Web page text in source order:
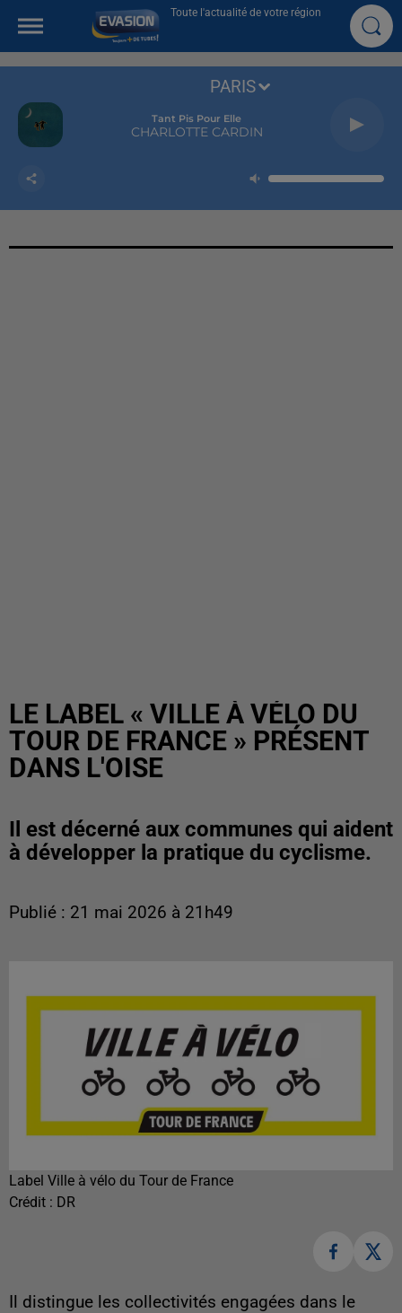
Toute l'actualité de votre région
Tant Pis Pour Elle
CHARLOTTE CARDIN
PARIS
LE LABEL « VILLE À VÉLO DU
TOUR DE FRANCE » PRÉSENT
DANS L'OISE
Il est décerné aux communes qui aident
à développer la pratique du cyclisme.
Publié : 21 mai 2026 à 21h49
Label Ville à vélo du Tour de France
Crédit : DR
Il distingue les collectivités engagées dans le